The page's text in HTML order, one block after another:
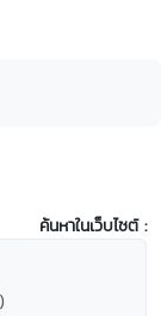
ค้นหาในเว็บไซต์ :